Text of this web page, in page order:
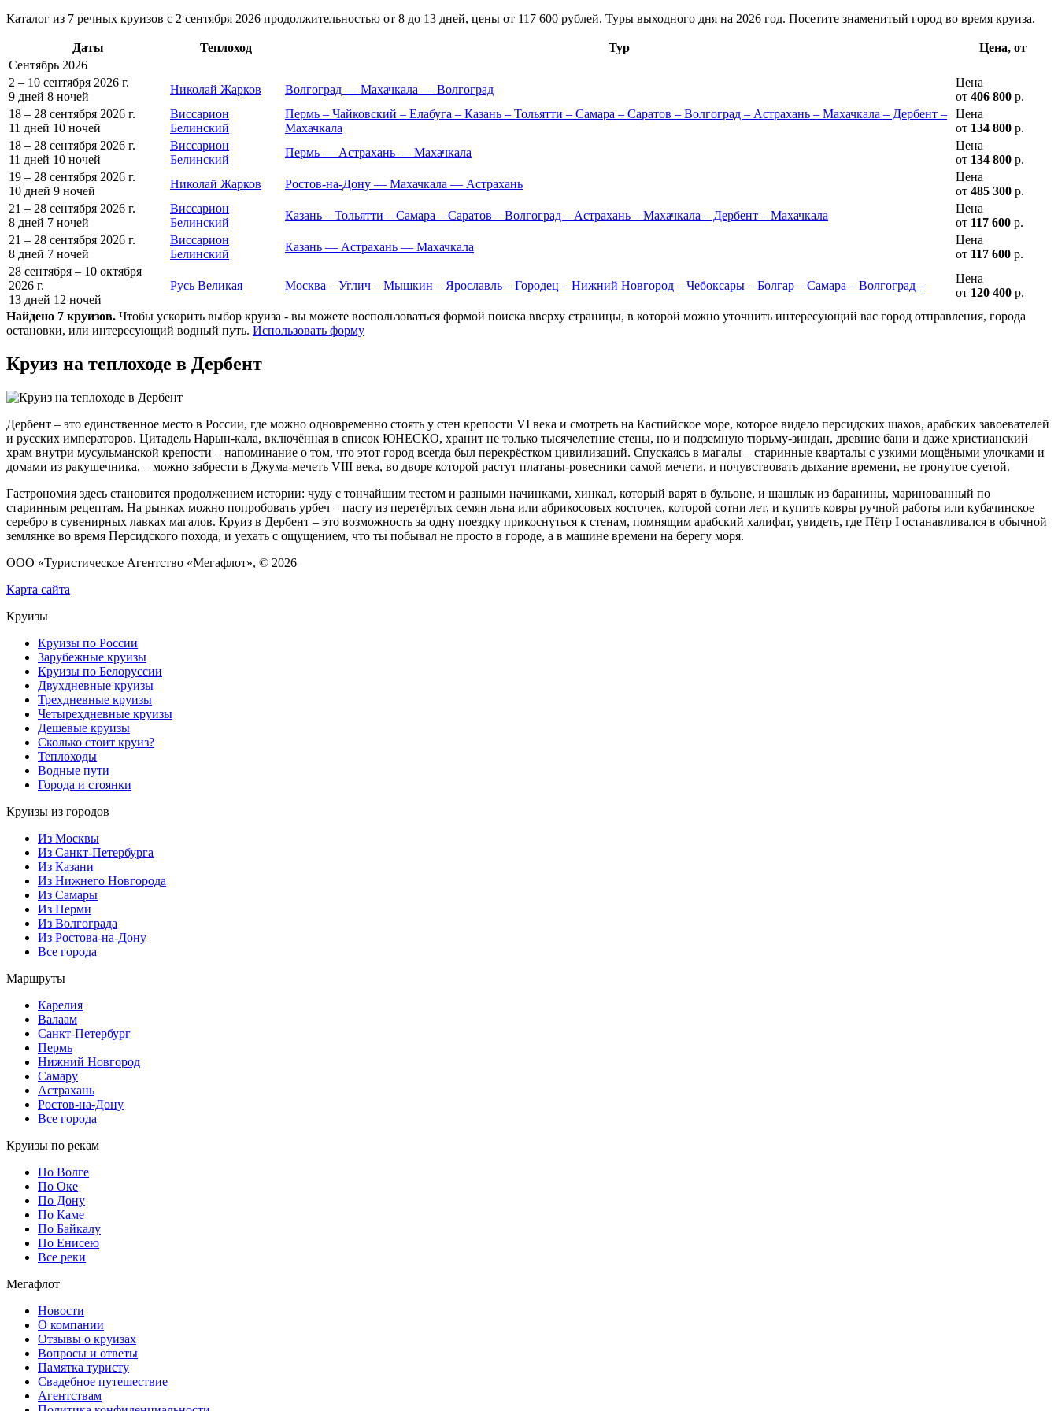
Каталог из 7 речных круизов с 2 сентября 2026 продолжительностью от 8 до 13 дней, цены от 117 600 рублей. Туры выходного дня на 2026 год. Посетите знаменитый город во время круиза.
Даты Теплоход Тур
Цена, от
Сентябрь 2026
2 – 10 сентября 2026 г.
9 дней 8 ночей
Николай Жарков Волгоград — Махачкала — Волгоград
Цена
от 406 800 р.
18 – 28 сентября 2026 г.
11 дней 10 ночей
Виссарион
Белинский
Пермь – Чайковский – Елабуга – Казань – Тольятти – Самара – Саратов – Волгоград – Астрахань – Махачкала – Дербент –
Махачкала
Цена
от 134 800 р.
18 – 28 сентября 2026 г.
11 дней 10 ночей
Виссарион
Белинский
Пермь — Астрахань — Махачкала
Цена
от 134 800 р.
19 – 28 сентября 2026 г.
10 дней 9 ночей
Николай Жарков Ростов-на-Дону — Махачкала — Астрахань
Цена
от 485 300 р.
21 – 28 сентября 2026 г.
8 дней 7 ночей
Виссарион
Белинский
Казань – Тольятти – Самара – Саратов – Волгоград – Астрахань – Махачкала – Дербент – Махачкала
Цена
от 117 600 р.
21 – 28 сентября 2026 г.
8 дней 7 ночей
Виссарион
Белинский
Казань — Астрахань — Махачкала
Цена
от 117 600 р.
28 сентября – 10 октября
2026 г.
13 дней 12 ночей
Русь Великая Москва – Углич – Мышкин – Ярославль – Городец – Нижний Новгород – Чебоксары – Болгар – Самара – Волгоград –
Цена
от 120 400 р.
Найдено 7 круизов. Чтобы ускорить выбор круиза - вы можете воспользоваться формой поиска вверху страницы, в которой можно уточнить интересующий вас город отправления, города
остановки, или интересующий водный путь. Использовать форму
Круиз на теплоходе в Дербент
Дербент – это единственное место в России, где можно одновременно стоять у стен крепости VI века и смотреть на Каспийское море, которое видело персидских шахов, арабских завоевателей
и русских императоров. Цитадель Нарын-кала, включённая в список ЮНЕСКО, хранит не только тысячелетние стены, но и подземную тюрьму-зиндан, древние бани и даже христианский
храм внутри мусульманской крепости – напоминание о том, что этот город всегда был перекрёстком цивилизаций. Спускаясь в магалы – старинные кварталы с узкими мощёными улочками и
домами из ракушечника, – можно забрести в Джума-мечеть VIII века, во дворе которой растут платаны-ровесники самой мечети, и почувствовать дыхание времени, не тронутое суетой.
Гастрономия здесь становится продолжением истории: чуду с тончайшим тестом и разными начинками, хинкал, который варят в бульоне, и шашлык из баранины, маринованный по
старинным рецептам. На рынках можно попробовать урбеч – пасту из перетёртых семян льна или абрикосовых косточек, которой сотни лет, и купить ковры ручной работы или кубачинское
серебро в сувенирных лавках магалов. Круиз в Дербент – это возможность за одну поездку прикоснуться к стенам, помнящим арабский халифат, увидеть, где Пётр I останавливался в обычной
землянке во время Персидского похода, и уехать с ощущением, что ты побывал не просто в городе, а в машине времени на берегу моря.
ООО «Туристическое Агентство «Мегафлот», © 2026
Карта сайта
Круизы
Круизы по России
Зарубежные круизы
Круизы по Белоруссии
Двухдневные круизы
Трехдневные круизы
Четырехдневные круизы
Дешевые круизы
Сколько стоит круиз?
Теплоходы
Водные пути
Города и стоянки
Круизы из городов
Из Москвы
Из Санкт-Петербурга
Из Казани
Из Нижнего Новгорода
Из Самары
Из Перми
Из Волгограда
Из Ростова-на-Дону
Все города
Маршруты
Карелия
Валаам
Санкт-Петербург
Пермь
Нижний Новгород
Самару
Астрахань
Ростов-на-Дону
Все города
Круизы по рекам
По Волге
По Оке
По Дону
По Каме
По Байкалу
По Енисею
Все реки
Мегафлот
Новости
О компании
Отзывы о круизах
Вопросы и ответы
Памятка туристу
Свадебное путешествие
Агентствам